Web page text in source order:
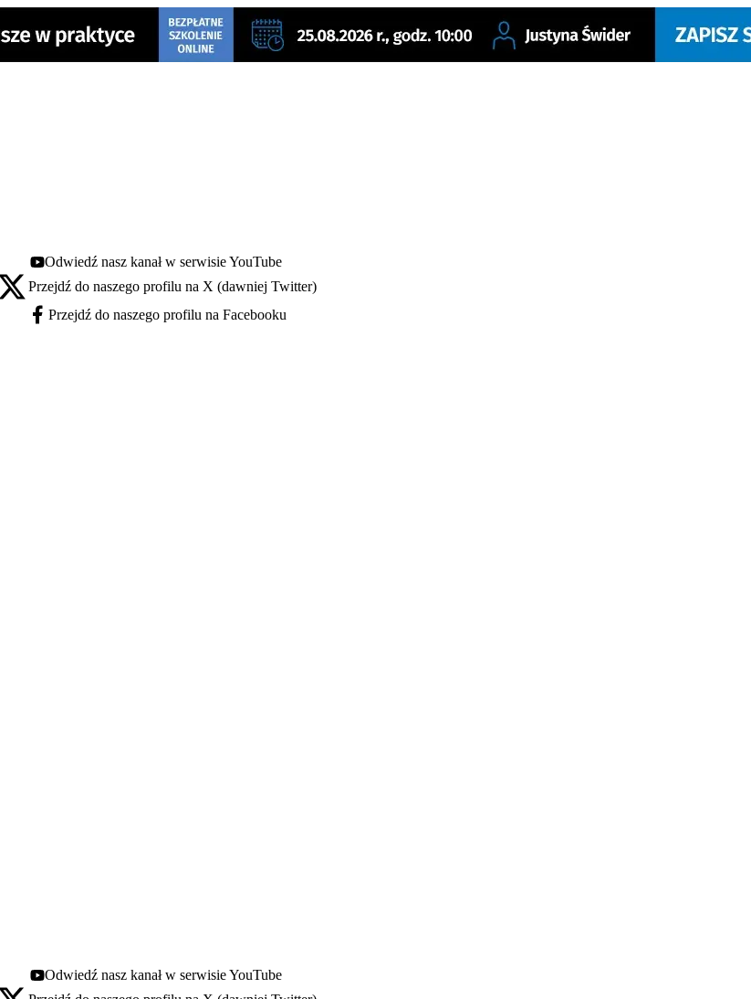
Youtube - otwiera się w nowej karcie
Odwiedź nasz kanał w serwisie YouTube
X - otwiera się w nowej karcie
Przejdź do naszego profilu na X (dawniej Twitter)
Facebook - otwiera się w nowej karcie
Przejdź do naszego profilu na Facebooku
Youtube - otwiera się w nowej karcie
Odwiedź nasz kanał w serwisie YouTube